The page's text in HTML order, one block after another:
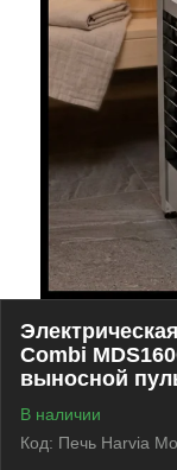
Combi
выносной
В наличии
Код: Печь Harvia